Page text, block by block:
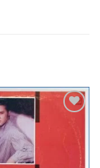
Wunschliste
hinzufügen